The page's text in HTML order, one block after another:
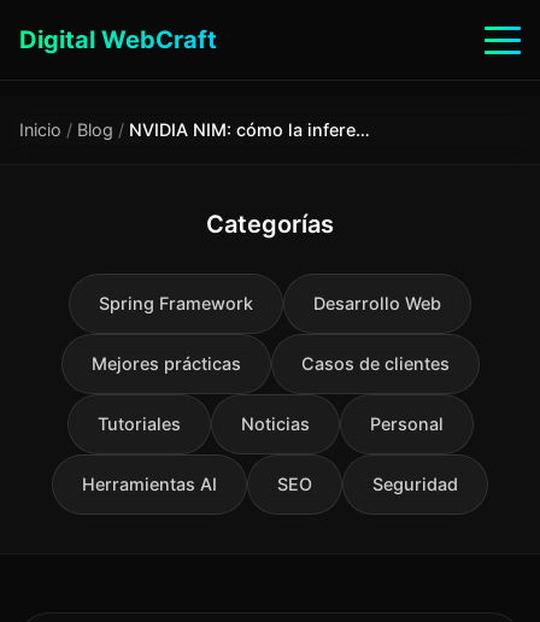
Digital WebCraft
Inicio / Blog / NVIDIA NIM: cómo la inferencia gratuita está cambiando la arquitectura de los sistemas de IA
Categorías
Spring Framework Desarrollo Web
Mejores prácticas Casos de clientes
Tutoriales Noticias Personal
Herramientas AI SEO Seguridad